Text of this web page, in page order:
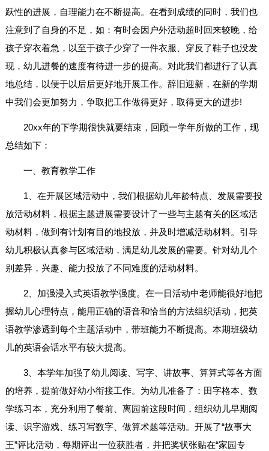
跃性的进展，自理能力在不断提高。在看到成绩的同时，我们也
注意到了自身的不足，如：有时会因户外活动超时回来较晚，给
孩子穿衣着急，以至于孩子少穿了一件衣服、穿反了鞋子也没发
现，幼儿进餐的速度有待进一步的提高。对此我们都进行了认真
地总结，以便于以后后更好地开展工作。辞旧迎新，在新的学期
中我们会更加努力，争取把工作做得更好，取得更大的进步!
20xx年的下学期很快就要结束，回顾一学年所做的工作，现
总结如下：
一、教育教学工作
1、在开展区域活动中，我们根据幼儿年龄特点、发展需要投
放活动材料，根据主题进展需要设计了一些与主题有关的区域活
动材料，做到有计划有目的地投放，并及时增减活动材料。引导
幼儿积极认真参与区域活动，满足幼儿发展的需要。针对幼儿个
别差异，兴趣、能力投放了不同难度的活动材料。
2、加强浸入式英语教学强度。在一日活动中老师能很好地把
握幼儿心理特点，能用正确的语音和恰当的方法组织活动，把英
语教学渗透到每个主题活动中，带班能力不断提高。本期班级幼
儿的英语会话水平有较大提高。
3、本学年加强了幼儿阅读、写字、讲故事、算算式等各方面
的培养，提前做好幼小衔接工作。为幼儿准备了：田字格本、数
学练习本，充分利用了餐前、离园前这段时间，组织幼儿早期阅
读、识字游戏、练习写数字、做算术题等活动。开展了“故事大
王”评比活动，每期评出一位获胜者，并把奖状张贴在“家园专